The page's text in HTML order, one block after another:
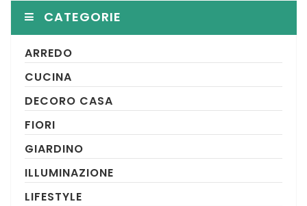
CATEGORIE
ARREDO
CUCINA
DECORO CASA
FIORI
GIARDINO
ILLUMINAZIONE
LIFESTYLE